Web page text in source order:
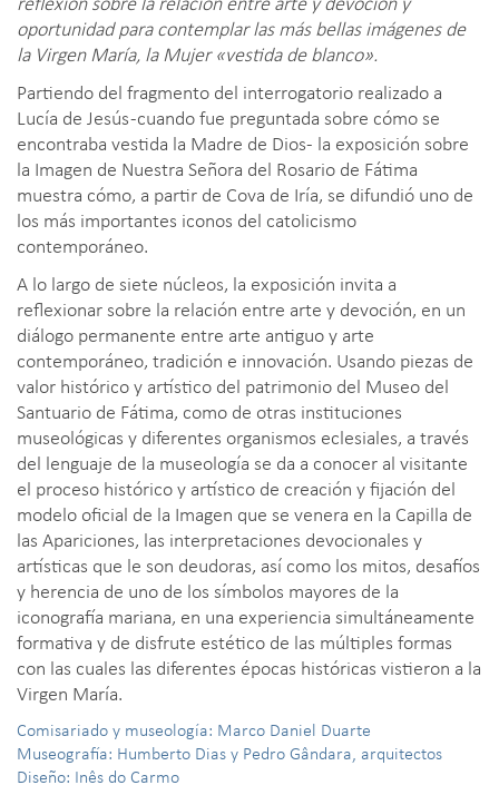
oportunidad para contemplar las más bellas imágenes de
la Virgen María, la Mujer «vestida de blanco».
Partiendo del fragmento del interrogatorio realizado a
Lucía de Jesús -cuando fue preguntada sobre cómo se
encontraba vestida la Madre de Dios- la exposición sobre
la Imagen de Nuestra Señora del Rosario de Fátima
muestra cómo, a partir de Cova de Iría, se difundió uno de
los más importantes iconos del catolicismo
contemporáneo.
A lo largo de siete núcleos, la exposición invita a
reflexionar sobre la relación entre arte y devoción, en un
diálogo permanente entre arte antiguo y arte
contemporáneo, tradición e innovación. Usando piezas de
valor histórico y artístico del patrimonio del Museo del
Santuario de Fátima, como de otras instituciones
museológicas y diferentes organismos eclesiales, a través
del lenguaje de la museología se da a conocer al visitante
el proceso histórico y artístico de creación y fijación del
modelo oficial de la Imagen que se venera en la Capilla de
las Apariciones, las interpretaciones devocionales y
artísticas que le son deudoras, así como los mitos, desafíos
y herencia de uno de los símbolos mayores de la
iconografía mariana, en una experiencia simultáneamente
formativa y de disfrute estético de las múltiples formas
con las cuales las diferentes épocas históricas vistieron a la
Virgen María.
Comisariado y museología: Marco Daniel Duarte
Museografía: Humberto Dias y Pedro Gândara, arquitectos
Diseño: Inês do Carmo